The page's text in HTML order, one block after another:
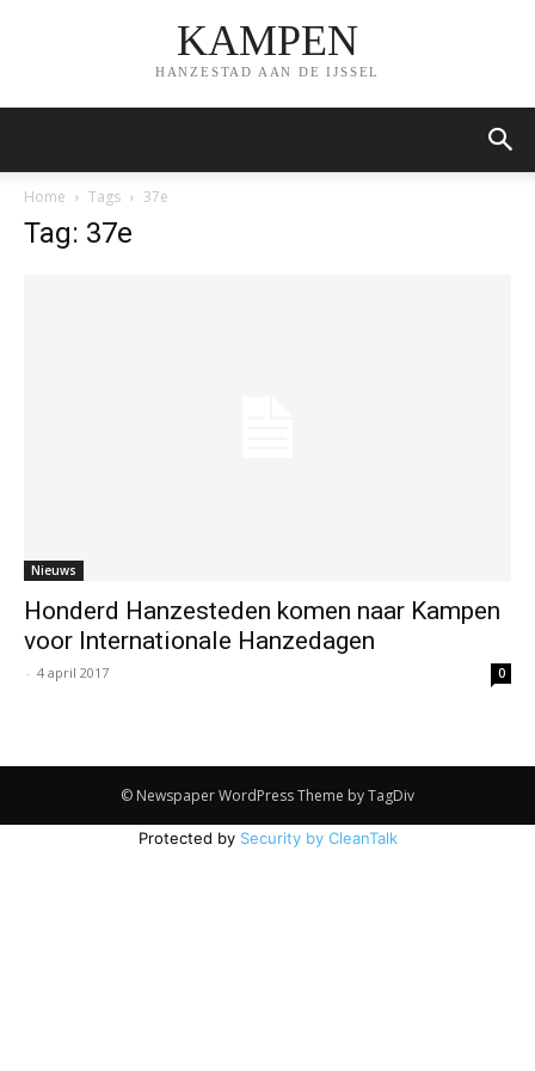
KAMPEN
HANZESTAD AAN DE IJSSEL
Home Tags 37e
Tag: 37e
Nieuws
Honderd Hanzesteden komen naar Kampen
voor Internationale Hanzedagen
- 4 april 2017 0
© Newspaper WordPress Theme by TagDiv
Protected by Security by CleanTalk